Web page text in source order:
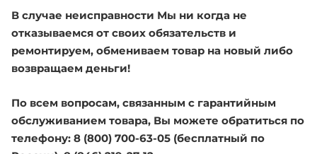
В случае неисправности Мы ни когда не
отказываемся от своих обязательств и
ремонтируем, обмениваем товар на новый либо
возвращаем деньги!
По всем вопросам, связанным с гарантийным
обслуживанием товара, Вы можете обратиться по
телефону: 8 (800) 700-63-05 (бесплатный по